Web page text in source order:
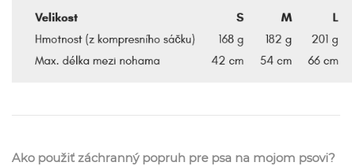
Ako použiť záchranný popruh pre psa na mojom psovi?